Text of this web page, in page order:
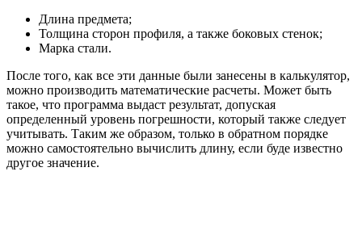
Длина предмета;
Толщина сторон профиля, а также боковых стенок;
Марка стали.
После того, как все эти данные были занесены в калькулятор,
можно производить математические расчеты. Может быть
такое, что программа выдаст результат, допуская
определенный уровень погрешности, который также следует
учитывать. Таким же образом, только в обратном порядке
можно самостоятельно вычислить длину, если буде известно
другое значение.